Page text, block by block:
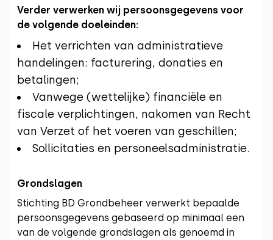
Verder verwerken wij persoonsgegevens voor
de volgende doeleinden:
Het verrichten van administratieve
handelingen: facturering, donaties en
betalingen;
Vanwege (wettelijke) financiële en
fiscale verplichtingen, nakomen van Recht
van Verzet of het voeren van geschillen;
Sollicitaties en personeelsadministratie.
Grondslagen
Stichting BD Grondbeheer verwerkt bepaalde
persoonsgegevens gebaseerd op minimaal een
van de volgende grondslagen als genoemd in